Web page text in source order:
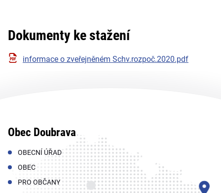
Dokumenty ke stažení
informace o zveřejněném Schv.rozpoč.2020.pdf
Obec Doubrava
OBECNÍ ÚŘAD
OBEC
PRO OBČANY